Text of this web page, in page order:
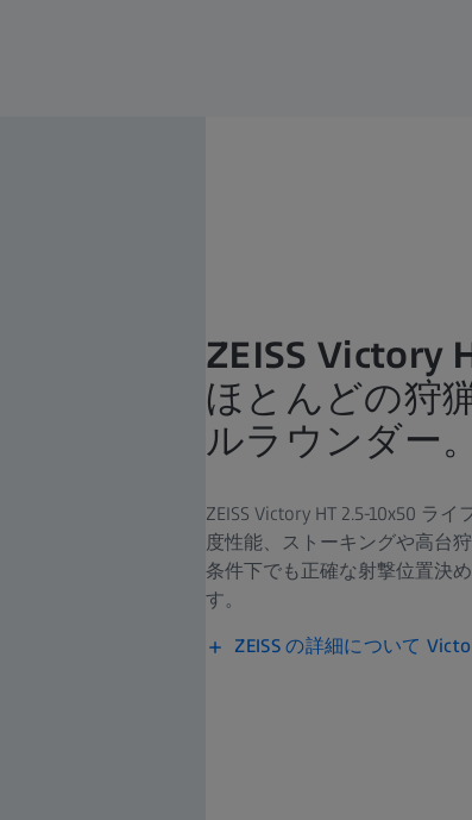
ZEISS Victory
ほとんどの狩
ルラウンダー
ZEISS Victory HT 2.5-10x50 ラ
度性能、ストーキングや高台
条件下でも正確な射撃位置決
す。
ZEISS の詳細について